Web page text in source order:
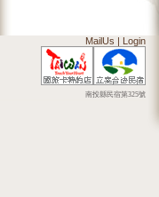
MailUs | Login
南投縣民宿第325號